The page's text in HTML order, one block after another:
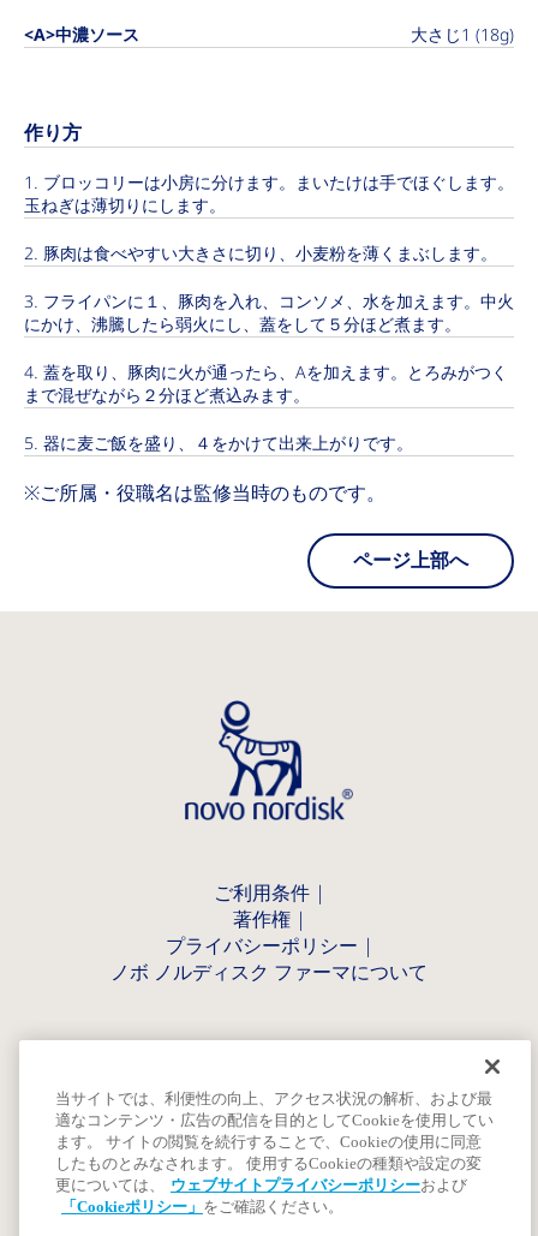
<A>中濃ソース
大さじ1 (18g)
作り方
ブロッコリーは小房に分けます。まいたけは手でほぐします。
玉ねぎは薄切りにします。
豚肉は食べやすい大きさに切り、小麦粉を薄くまぶします。
フライパンに１、豚肉を入れ、コンソメ、水を加えます。中火
にかけ、沸騰したら弱火にし、蓋をして５分ほど煮ます。
蓋を取り、豚肉に火が通ったら、Aを加えます。とろみがつく
まで混ぜながら２分ほど煮込みます。
器に麦ご飯を盛り、４をかけて出来上がりです。
※ご所属・役職名は監修当時のものです。
ページ上部へ
ご利用条件
著作権
プライバシーポリシー
ノボ ノルディスク ファーマについて
当サイトでは、利便性の向上、アクセス状況の解析、および最
適なコンテンツ・広告の配信を目的としてCookieを使用してい
ます。 サイトの閲覧を続行することで、Cookieの使用に同意
したものとみなされます。 使用するCookieの種類や設定の変
更については、
ウェブサイトプライバシーポリシーおよび
「Cookieポリシー」 をご確認ください。